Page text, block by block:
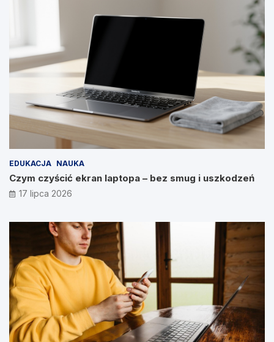
EDUKACJA NAUKA
Czym czyścić ekran laptopa – bez smug i uszkodzeń
17 lipca 2026